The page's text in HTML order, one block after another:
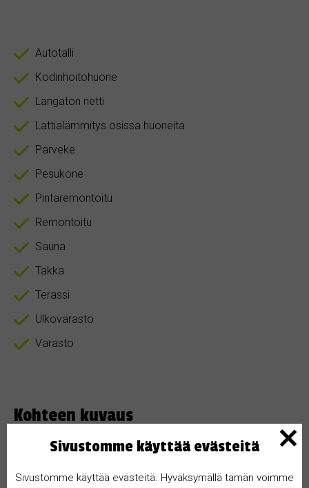
Autotalli
Kodinhoitohuone
Langaton netti
Lattialämmitys osissa huoneita
Parveke
Pesukone
Pintaremontoitu
Remontoitu
Sauna
Takka
Terassi
Ulkovarasto
Varasto
Kohteen kuvaus
Myydään asunnot ja omakotitalotontti Helsingissä.
KAUPPAKIRJA JA KAUPAT HOIDETAAN
Sivustomme käyttää evästeitä
Sivustomme käyttää evästeitä. Hyväksymällä tämän voimme